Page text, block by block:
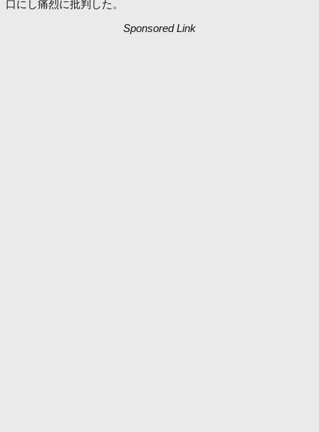
口にし痛烈に批判した。
Sponsored Link